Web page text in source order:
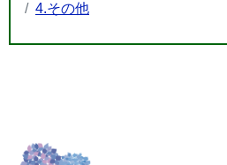
4.その他